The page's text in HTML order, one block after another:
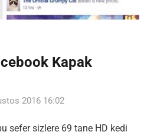
Kapak
2016 16:02
sefer sizlere 69 tane HD kedi